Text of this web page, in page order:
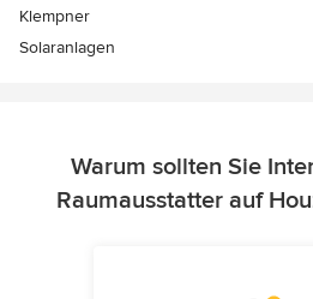
Klempner
Solaranlagen
Warum sollten Sie
Raumausstatter auf